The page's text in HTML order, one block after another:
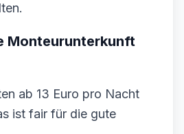
Monteurunterkunft
ab 13 Euro pro Nacht
ist fair für die gute